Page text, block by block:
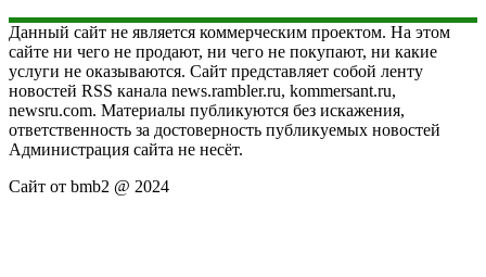
Данный сайт не является коммерческим проектом. На этом
сайте ни чего не продают, ни чего не покупают, ни какие
услуги не оказываются. Сайт представляет собой ленту
новостей RSS канала news.rambler.ru, kommersant.ru,
newsru.com. Материалы публикуются без искажения,
ответственность за достоверность публикуемых новостей
Администрация сайта не несёт.
Сайт от bmb2 @ 2024